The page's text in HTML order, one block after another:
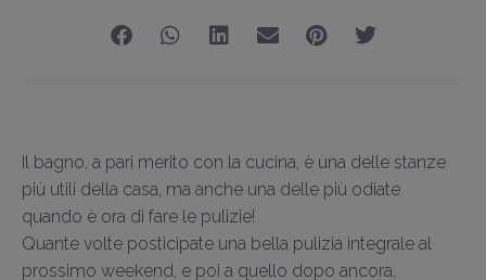
Il bagno, a pari merito con la cucina, è una delle stanze
più utili della casa, ma anche una delle più odiate
quando è ora di fare le pulizie!
Quante volte posticipate una bella pulizia integrale al
prossimo weekend, e poi a quello dopo ancora,